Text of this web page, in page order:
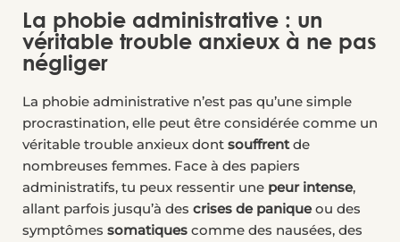
La phobie administrative : un
véritable trouble anxieux à ne pas
négliger
La phobie administrative n’est pas qu’une simple
procrastination, elle peut être considérée comme un
véritable trouble anxieux dont souffrentde
nombreuses femmes. Face à des papiers
administratifs, tu peux ressentir une peur intense,
allant parfois jusqu’à des crises de paniqueou des
symptômes somatiques comme des nausées, des